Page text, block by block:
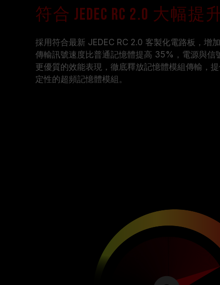
符合 JEDEC RC 2.0 大幅
採用符合最新 JEDEC RC 2.0 客製化電路板，增
傳輸訊號速度比普通記憶體提高 35%，電源與信
更優質的效能表現，徹底釋放記憶體模組傳輸，
定性的超頻記憶體模組。